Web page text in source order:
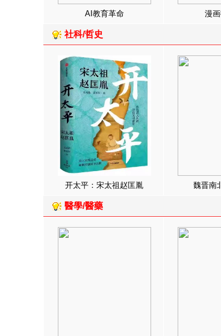
AI教育革命 漫
社科/哲史
开太平：宋太祖赵匡胤 魏晋南
醫學/醫藥